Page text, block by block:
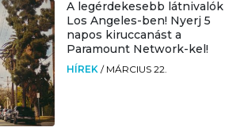
A legérdekesebb látnivalók
Los Angeles-ben! Nyerj 5
napos kiruccanást a
Paramount Network-kel!
HÍREK / MÁRCIUS 22.